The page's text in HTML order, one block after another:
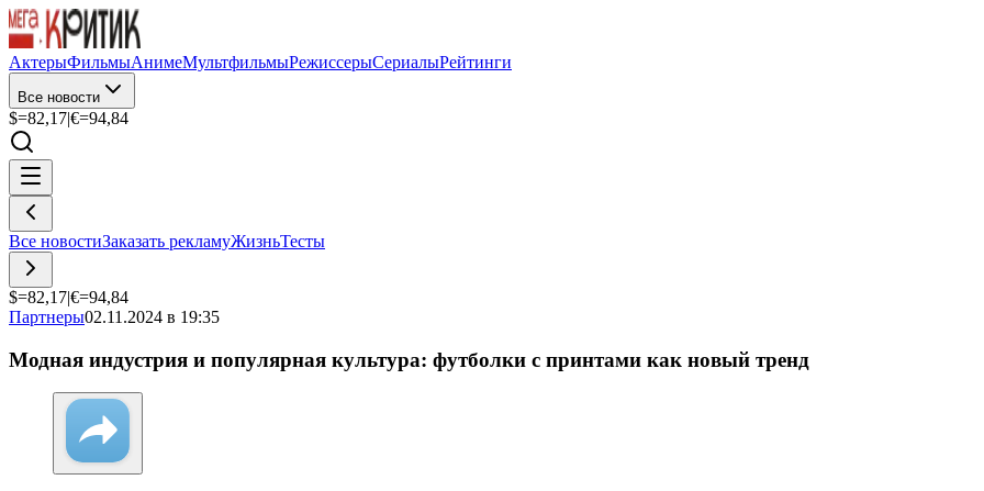
АктерыФильмыАнимеМультфильмыРежиссерыСериалыРейтинги
Все новости
$=82,17|€=94,84
Все новостиЗаказать рекламуЖизньТесты
$=82,17|€=94,84
Партнеры02.11.2024 в 19:35
Модная индустрия и популярная культура: футболки с принтами как новый тренд